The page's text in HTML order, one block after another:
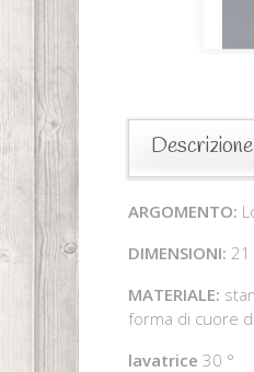
Descrizione
ARGOMENTO:
DIMENSIONI:
MATERIALE:
forma di cuore
lavatrice 30 °